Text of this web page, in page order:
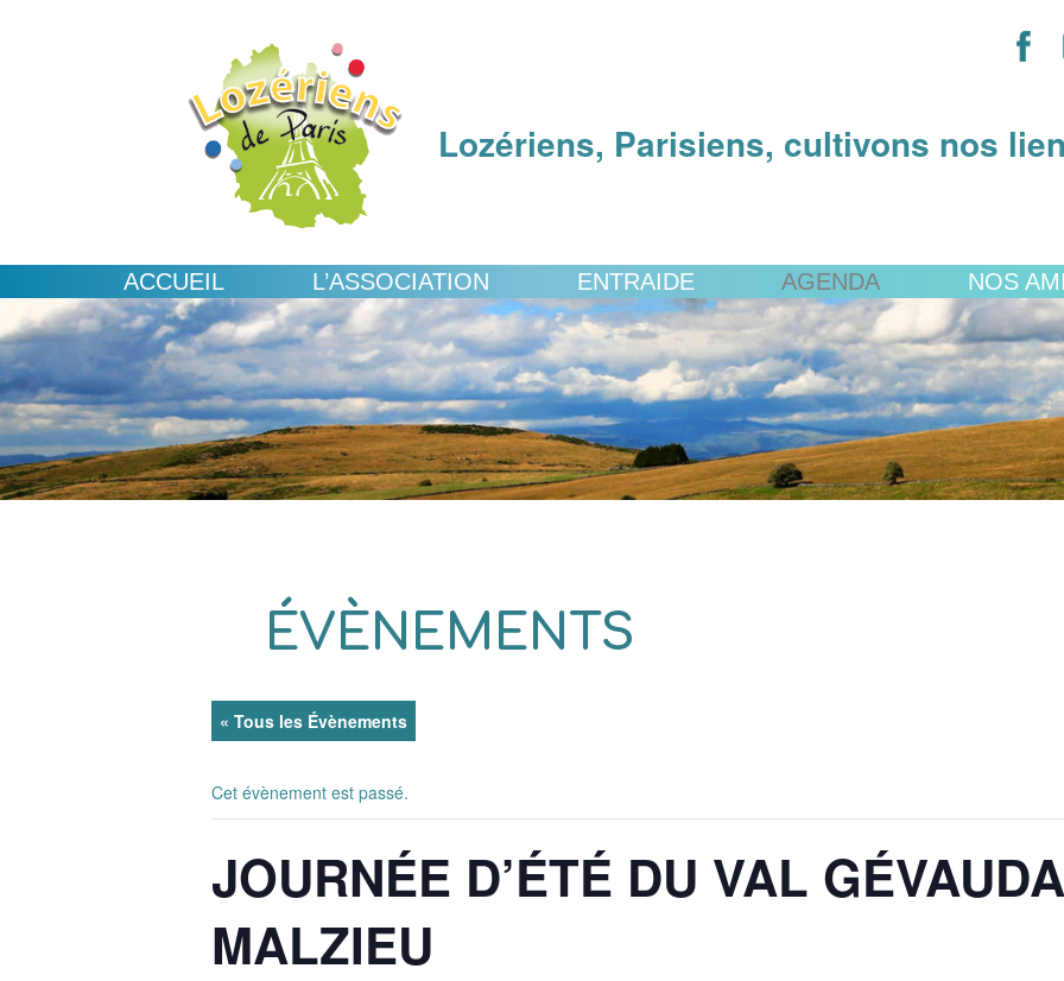
Lozériens, Parisiens, cultivons nos
ACCUEIL L’ASSOCIATION ENTRAIDE AGENDA NOS
ÉVÈNEMENTS
« Tous les Évènements
Cet évènement est passé.
JOURNÉE D’ÉTÉ DU VAL
MALZIEU